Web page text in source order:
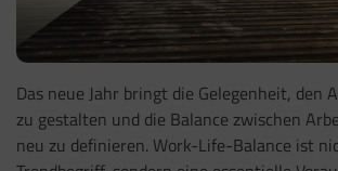
Das neue Jahr bringt die Gelegenheit, den
zu gestalten und die Balance zwischen
neu zu definieren. Work-Life-Balance ist